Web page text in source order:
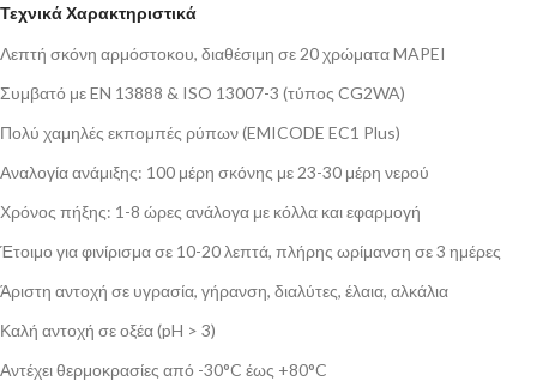
Τεχνικά Χαρακτηριστικά
Λεπτή σκόνη αρμόστοκου, διαθέσιμη σε 20 χρώματα MAPEI
Συμβατό με EN 13888 & ISO 13007-3 (τύπος CG2WA)
Πολύ χαμηλές εκπομπές ρύπων (EMICODE EC1 Plus)
Αναλογία ανάμιξης: 100 μέρη σκόνης με 23-30 μέρη νερού
Χρόνος πήξης: 1-8 ώρες ανάλογα με κόλλα και εφαρμογή
Έτοιμο για φινίρισμα σε 10-20 λεπτά, πλήρης ωρίμανση σε 3 ημέρες
Άριστη αντοχή σε υγρασία, γήρανση, διαλύτες, έλαια, αλκάλια
Καλή αντοχή σε οξέα (pH > 3)
Αντέχει θερμοκρασίες από -30°C έως +80°C